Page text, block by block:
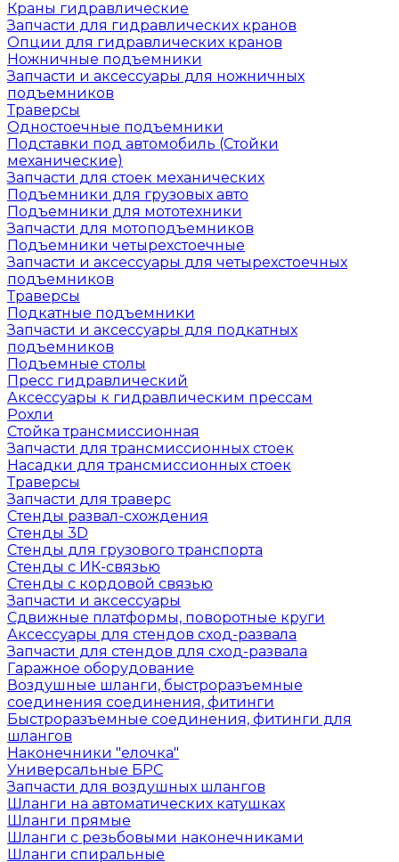
Краны гидравлические
Запчасти для гидравлических кранов
Опции для гидравлических кранов
Ножничные подъемники
Запчасти и аксессуары для ножничных
подъемников
Траверсы
Одностоечные подъемники
Подставки под автомобиль (Стойки
механические)
Запчасти для стоек механических
Подъемники для грузовых авто
Подъемники для мототехники
Запчасти для мотоподъемников
Подъемники четырехстоечные
Запчасти и аксессуары для четырехстоечных
подъемников
Траверсы
Подкатные подъемники
Запчасти и аксессуары для подкатных
подъемников
Подъемные столы
Пресс гидравлический
Аксессуары к гидравлическим прессам
Рохли
Стойка трансмиссионная
Запчасти для трансмиссионных стоек
Насадки для трансмиссионных стоек
Траверсы
Запчасти для траверс
Стенды развал-схождения
Стенды 3D
Стенды для грузового транспорта
Стенды с ИК-связью
Стенды с кордовой связью
Запчасти и аксессуары
Сдвижные платформы, поворотные круги
Аксессуары для стендов сход-развала
Запчасти для стендов для сход-развала
Гаражное оборудование
Воздушные шланги, быстроразъемные
соединения соединения, фитинги
Быстроразъемные соединения, фитинги для
шлангов
Наконечники "елочка"
Универсальные БРС
Запчасти для воздушных шлангов
Шланги на автоматических катушках
Шланги прямые
Шланги с резьбовыми наконечниками
Шланги спиральные